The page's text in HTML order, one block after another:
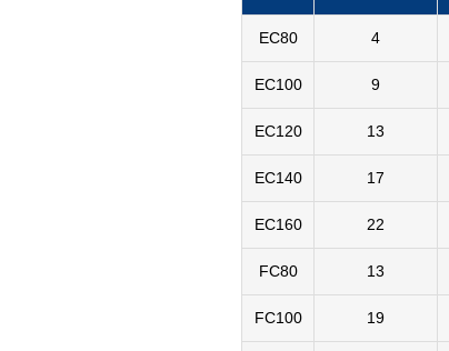
EC80 4
EC100 9
EC120 13
EC140 17
EC160 22
FC80 13
FC100 19